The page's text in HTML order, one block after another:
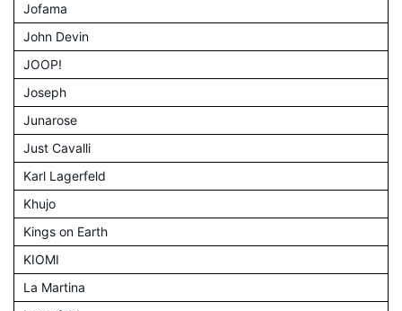
Jofama
John Devin
JOOP!
Joseph
Junarose
Just Cavalli
Karl Lagerfeld
Khujo
Kings on Earth
KIOMI
La Martina